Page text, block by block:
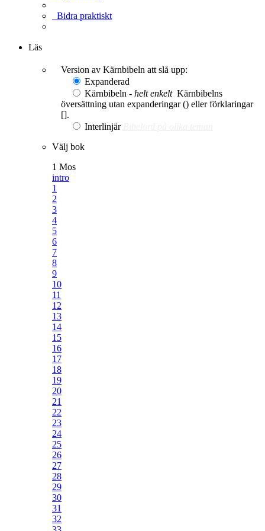
Bidra praktiskt
Läs
Version av Kärnbibeln att slå upp:
Expanderad
Kärnbibeln - helt enkelt Kärnbibelns
översättning utan expanderingar () eller förklaringar
[].
Interlinjär
Välj bok
1 Mos
intro
1
2
3
4
5
6
7
8
9
10
11
12
13
14
15
16
17
18
19
20
21
22
23
24
25
26
27
28
29
30
31
32